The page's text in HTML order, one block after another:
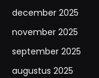
december 2025
november 2025
september 2025
augustus 2025